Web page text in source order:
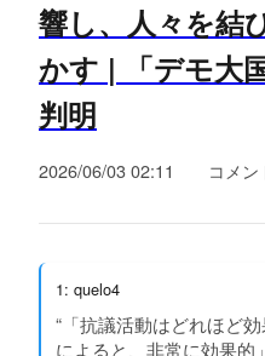
響し、人々を結
かす | 「デモ大
判明
2026/06/03 02:11 コメ
1: quelo4
“「抗議活動はどれほど
によると、非常に効果